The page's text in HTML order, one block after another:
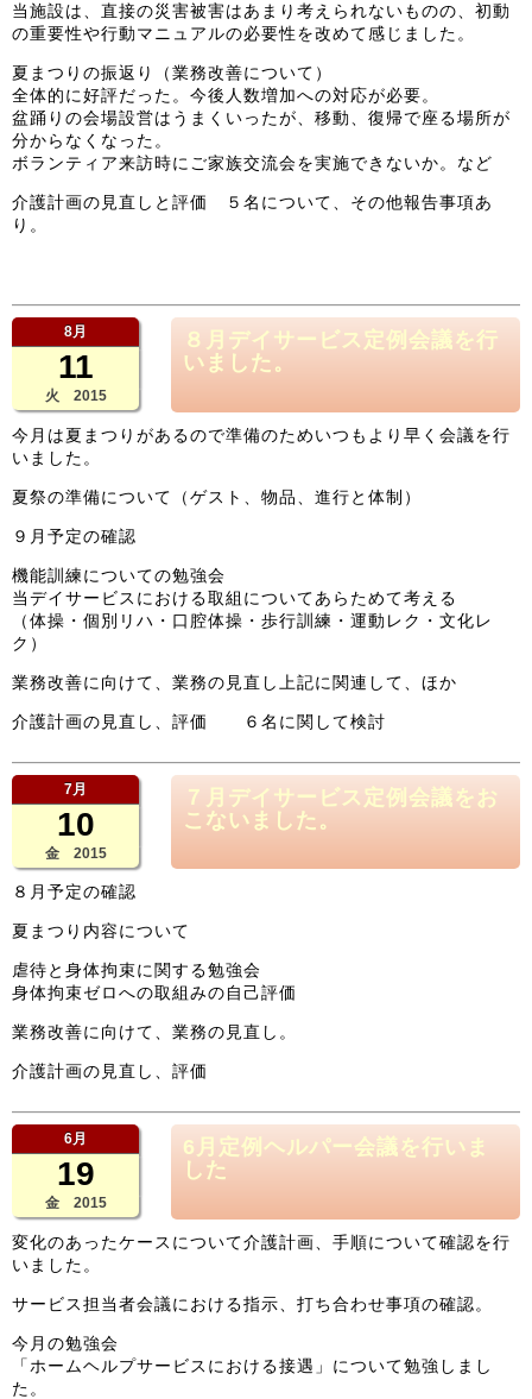
当施設は、直接の災害被害はあまり考えられないものの、初動
の重要性や行動マニュアルの必要性を改めて感じました。
夏まつりの振返り（業務改善について）
全体的に好評だった。今後人数増加への対応が必要。
盆踊りの会場設営はうまくいったが、移動、復帰で座る場所が
分からなくなった。
ボランティア来訪時にご家族交流会を実施できないか。など
介護計画の見直しと評価 ５名について、その他報告事項あ
り。
8月
11
火 2015
８月デイサービス定例会議を行
いました。
今月は夏まつりがあるので準備のためいつもより早く会議を行
いました。
夏祭の準備について（ゲスト、物品、進行と体制）
９月予定の確認
機能訓練についての勉強会
当デイサービスにおける取組についてあらためて考える
（体操・個別リハ・口腔体操・歩行訓練・運動レク・文化レ
ク）
業務改善に向けて、業務の見直し上記に関連して、ほか
介護計画の見直し、評価 ６名に関して検討
7月
10
金 2015
７月デイサービス定例会議をお
こないました。
８月予定の確認
夏まつり内容について
虐待と身体拘束に関する勉強会
身体拘束ゼロへの取組みの自己評価
業務改善に向けて、業務の見直し。
介護計画の見直し、評価
6月
19
金 2015
6月定例ヘルパー会議を行いま
した
変化のあったケースについて介護計画、手順について確認を行
いました。
サービス担当者会議における指示、打ち合わせ事項の確認。
今月の勉強会
「ホームヘルプサービスにおける接遇」について勉強しまし
た。